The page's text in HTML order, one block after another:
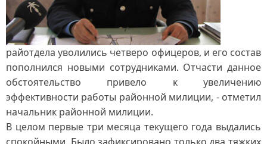
райотдела уволились четверо офицеров, и его состав
пополнился новыми сотрудниками. Отчасти данное
обстоятельство привело к увеличению
эффективности работы районной милиции, - отметил
начальник районной милиции.
В целом первые три месяца текущего года выдались